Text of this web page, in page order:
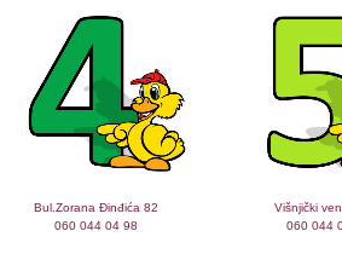
Bul.Zorana Đinđića 82
060 044 04 98
Višnjički
060 044